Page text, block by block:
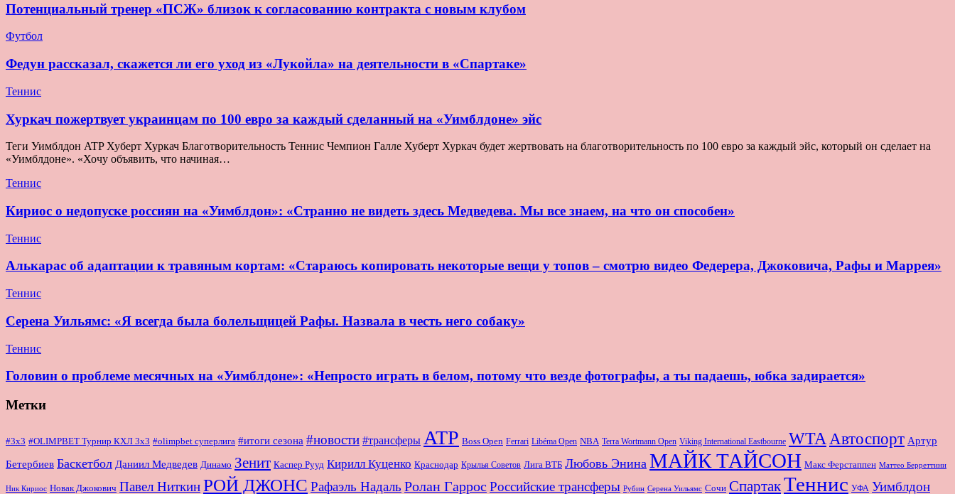
Потенциальный тренер «ПСЖ» близок к согласованию контракта с новым клубом
Футбол
Федун рассказал, скажется ли его уход из «Лукойла» на деятельности в «Спартаке»
Теннис
Хуркач пожертвует украинцам по 100 евро за каждый сделанный на «Уимблдоне» эйс
Теги Уимблдон ATP Хуберт Хуркач Благотворительность Теннис Чемпион Галле Хуберт Хуркач будет жертвовать на благотворительность по 100 евро за каждый эйс, который он сделает на
«Уимблдоне». «Хочу объявить, что начиная…
Теннис
Кириос о недопуске россиян на «Уимблдон»: «Странно не видеть здесь Медведева. Мы все знаем, на что он способен»
Теннис
Алькарас об адаптации к травяным кортам: «Стараюсь копировать некоторые вещи у топов – смотрю видео Федерера, Джоковича, Рафы и Маррея»
Теннис
Серена Уильямс: «Я всегда была болельщицей Рафы. Назвала в честь него собаку»
Теннис
Головин о проблеме месячных на «Уимблдоне»: «Непросто играть в белом, потому что везде фотографы, а ты падаешь, юбка задирается»
Метки
#3x3 #OLIMPBET Турнир КХЛ 3x3 #olimpbet суперлига #итоги сезона #новости #трансферы ATP Boss Open Ferrari Libéma Open NBA Terra Wortmann Open Viking International Eastbourne WTA Автоспорт Артур
Бетербиев Баскетбол Даниил Медведев Динамо Зенит Каспер Рууд Кирилл Куценко Краснодар Крылья Советов Лига ВТБ Любовь Энина МАЙК ТАЙСОН Макс Ферстаппен Маттео Берреттини
Ник Кириос Новак Джокович Павел НиткинРОЙ ДЖОНС Рафаэль Надаль Ролан Гаррос Российские трансферы Рубин Серена Уильямс Сочи СпартакТеннис УФА Уимблдон